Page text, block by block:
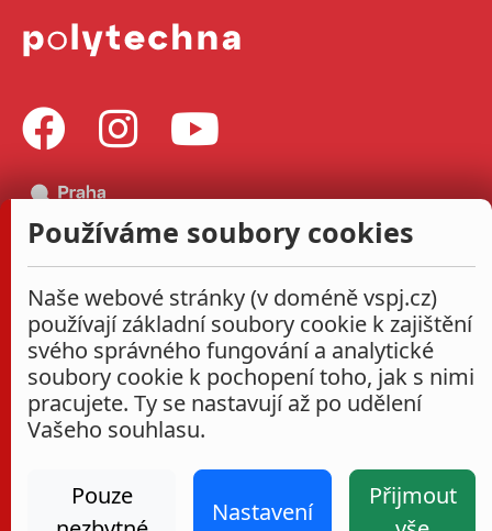
Používáme soubory cookies
Naše webové stránky (v doméně vspj.cz)
používají základní soubory cookie k zajištění
svého správného fungování a analytické
soubory cookie k pochopení toho, jak s nimi
pracujete. Ty se nastavují až po udělení
Vašeho souhlasu.
Pouze
Nastavení
Přijmout